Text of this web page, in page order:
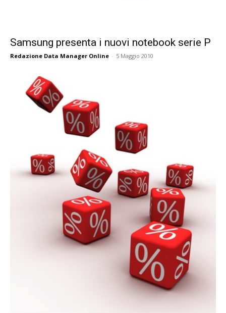
Samsung presenta i nuovi notebook serie P
Redazione Data Manager Online - 5 Maggio 2010